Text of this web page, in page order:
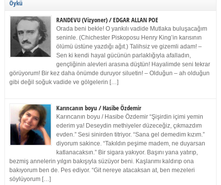
Öykü
RANDEVU (Vizyoner) / EDGAR ALLAN POE
Orada beni bekle! O yankılı vadide Mutlaka buluşacağım
seninle. (Chichester Piskoposu Henry King’in karısının
ölümü üstüne yazdığı ağıt.) Talihsiz ve gizemli adam! –
Sen ki kendi hayal gücünün parlaklığıyla afalladın,
gençliğinin alevleri arasına düştün! Hayalimde seni tekrar
görüyorum! Bir kez daha önümde duruyor siluetin! – Olduğun – ah olduğun
gibi değil soğuk vadide ve gölgelerin […]
Karıncanın boyu / Hasibe Özdemir
Karıncanın boyu / Hasibe Özdemir “Şişirdin içimi yemin
ederim ya! Deseydin methiyeler düzeceğiz, çıkmazdım
evden.” Sesi sinirden titriyor. “Sana gel demedim kızım.”
diyorum sakince. “Takıldın peşime madem, ne duyarsan
katlanacaksın.” Bir sigara yakıyor. Başını yana yatırıp,
bezmiş annelerin yılgın bakışıyla süzüyor beni. Kaşlarımı kaldırıp ona
bakıyorum ben de. Pes ediyor. “Git nereye atacaksan at, ben mezeleri
söylüyorum […]